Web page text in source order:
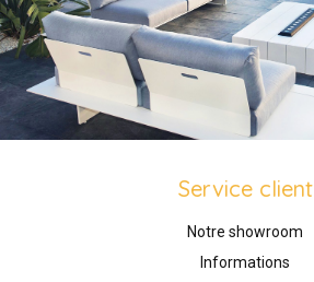
Service client
Notre showroom
Informations